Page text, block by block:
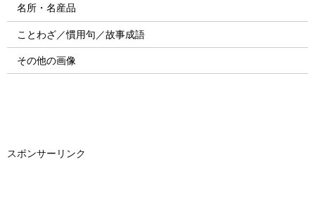
名所・名産品
ことわざ／慣用句／故事成語
その他の画像
スポンサーリンク